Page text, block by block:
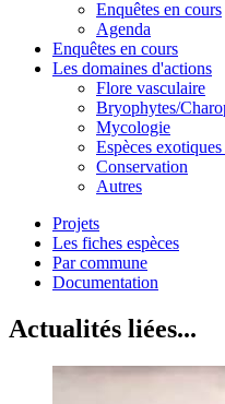
Enquêtes en cours
Agenda
Enquêtes en cours
Les domaines d'actions
Flore vasculaire
Bryophytes/
Mycologie
Espèces
Conservation
Autres
Projets
Les fiches espèces
Par commune
Documentation
Actualités liées...